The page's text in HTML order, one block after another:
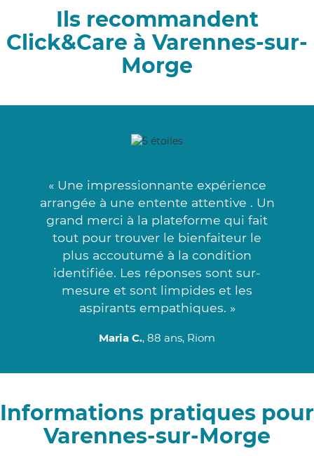
Ils recommandent
Click&Care à Varennes-sur-
Morge
« Une impressionnante expérience
arrangée à une entente attentive . Un
grand merci à la plateforme qui fait
tout pour trouver le bienfaiteur le
plus accoutumé à la condition
identifiée. Les réponses sont sur-
mesure et sont limpides et les
aspirants empathiques. »
Maria C., 88 ans, Riom
Informations pratiques pour
Varennes-sur-Morge